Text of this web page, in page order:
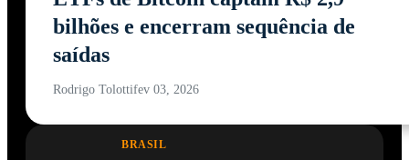
bilhões e encerram sequência de
saídas
Rodrigo Tolottifev 03, 2026
BRASIL